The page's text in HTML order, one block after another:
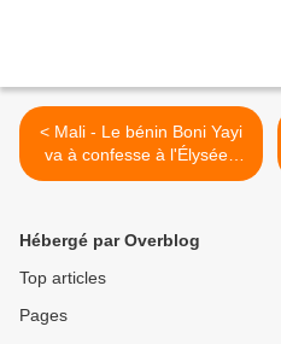
< Mali - Le bénin Boni Yayi
va à confesse à l'Élysée -
06/02/13
Hébergé par Overblog
Top articles
Pages